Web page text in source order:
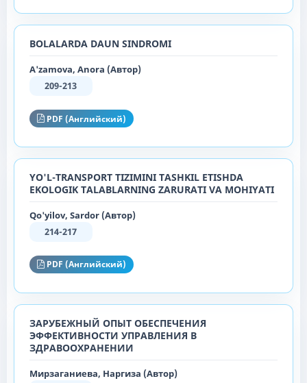
BOLALARDA DAUN SINDROMI
A'zamova, Anora (Автор)
209-213
PDF (Английский)
YO'L-TRANSPORT TIZIMINI TASHKIL ETISHDA
EKOLOGIK TALABLARNING ZARURATI VA MOHIYATI
Qo'yilov, Sardor (Автор)
214-217
PDF (Английский)
ЗАРУБЕЖНЫЙ ОПЫТ ОБЕСПЕЧЕНИЯ
ЭФФЕКТИВНОСТИ УПРАВЛЕНИЯ В
ЗДРАВООХРАНЕНИИ
Мирзаганиева, Наргиза (Автор)